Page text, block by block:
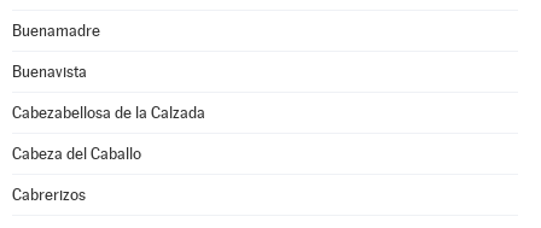
Buenamadre
Buenavista
Cabezabellosa de la Calzada
Cabeza del Caballo
Cabrerizos